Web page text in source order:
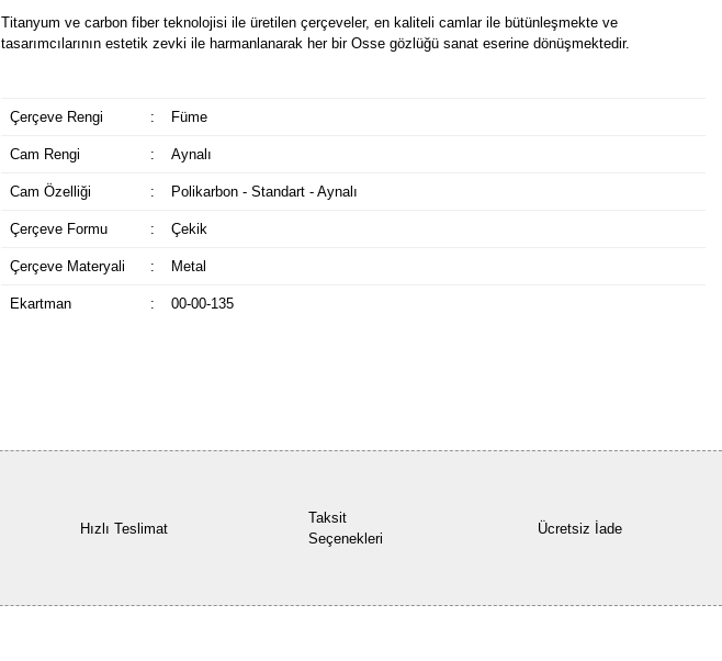
Titanyum ve carbon fiber teknolojisi ile üretilen çerçeveler, en kaliteli camlar ile bütünleşmekte ve
tasarımcılarının estetik zevki ile harmanlanarak her bir Osse gözlüğü sanat eserine dönüşmektedir.
Çerçeve Rengi : Füme
Cam Rengi : Aynalı
Cam Özelliği : Polikarbon - Standart - Aynalı
Çerçeve Formu : Çekik
Çerçeve Materyali : Metal
Ekartman : 00-00-135
Hızlı Teslimat
Taksit
Seçenekleri
Ücretsiz İade